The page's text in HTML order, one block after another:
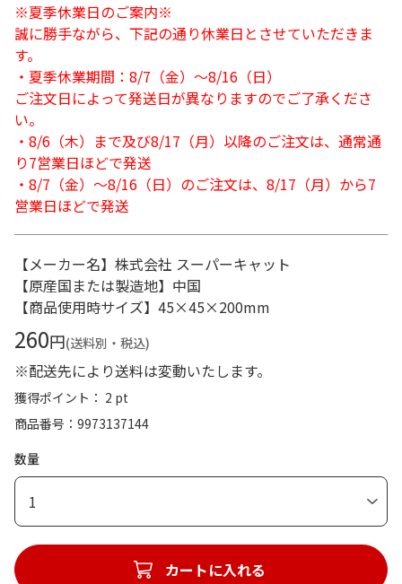
※夏季休業日のご案内※
誠に勝手ながら、下記の通り休業日とさせていただきま
す。
・夏季休業期間：8/7（金）～8/16（日）
ご注文日によって発送日が異なりますのでご了承くださ
い。
・8/6（木）まで及び8/17（月）以降のご注文は、通常通
り7営業日ほどで発送
・8/7（金）～8/16（日）のご注文は、8/17（月）から7
営業日ほどで発送
【メーカー名】株式会社 スーパーキャット
【原産国または製造地】中国
【商品使用時サイズ】45×45×200mm
260円(送料別・税込)
※配送先により送料は変動いたします。
獲得ポイント： 2 pt
商品番号
9973137144
数量
1
カートに入れる